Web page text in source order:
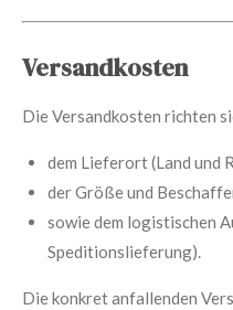
Versandkosten
Die Versandkosten richten
dem Lieferort (Land und
der Größe und
sowie dem logistischen
Speditionslieferung).
Die konkret anfallenden